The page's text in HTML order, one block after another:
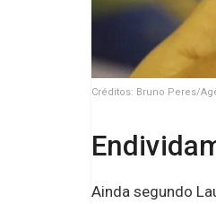
Créditos: Bruno Peres/
Ainda segundo